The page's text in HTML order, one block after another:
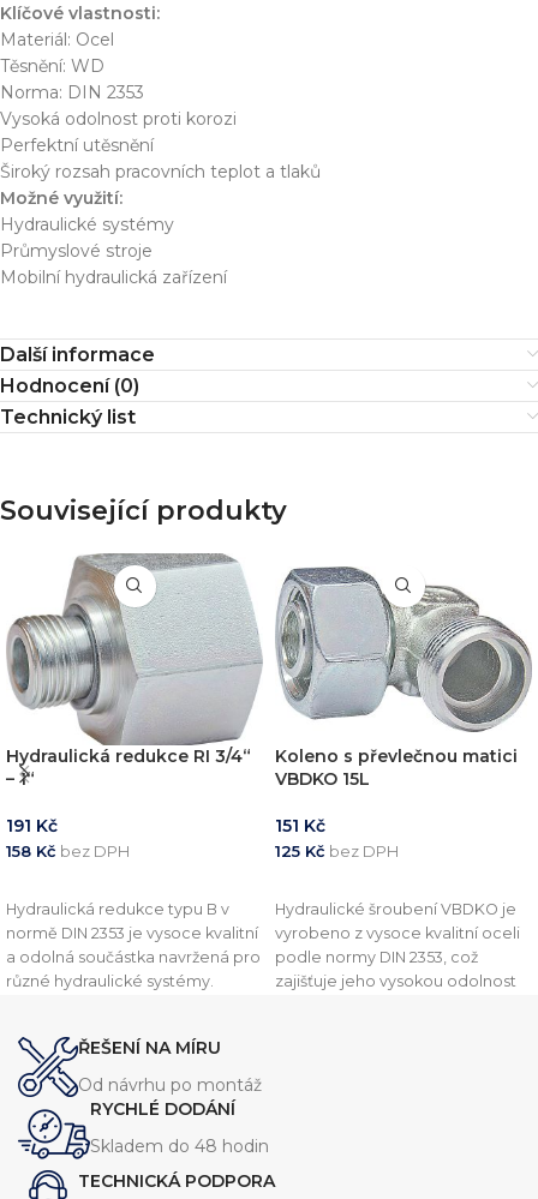
Klíčové vlastnosti:
Materiál: Ocel
Těsnění: WD
Norma: DIN 2353
Vysoká odolnost proti korozi
Perfektní utěsnění
Široký rozsah pracovních teplot a tlaků
Možné využití:
Hydraulické systémy
Průmyslové stroje
Mobilní hydraulická zařízení
Další informace
Hodnocení (0)
Technický list
Související produkty
Hydraulická redukce RI 3/4“
– 1“
191 Kč
158 Kč bez DPH
Hydraulická redukce typu B v
normě DIN 2353 je vysoce kvalitní
a odolná součástka navržená pro
různé hydraulické systémy.
při vysokém tlaku. Tato redukce
je dostupná v několika
velikostech, aby vyhovovala
různým požadavkům systému.
Koleno s převlečnou matici
VBDKO 15L
151 Kč
125 Kč bez DPH
Hydraulické šroubení VBDKO je
vyrobeno z vysoce kvalitní oceli
podle normy DIN 2353, což
zajišťuje jeho vysokou odolnost
ŘEŠENÍ NA MÍRU
Od návrhu po montáž
RYCHLÉ DODÁNÍ
Skladem do 48 hodin
TECHNICKÁ PODPORA